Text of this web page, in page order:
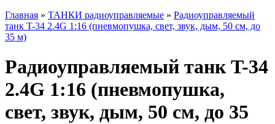
Главная » ТАНКИ радиоуправляемые » Радиоуправляемый
танк T-34 2.4G 1:16 (пневмопушка, свет, звук, дым, 50 см, до
35 м)
Радиоуправляемый танк T-34
2.4G 1:16 (пневмопушка,
свет, звук, дым, 50 см, до 35